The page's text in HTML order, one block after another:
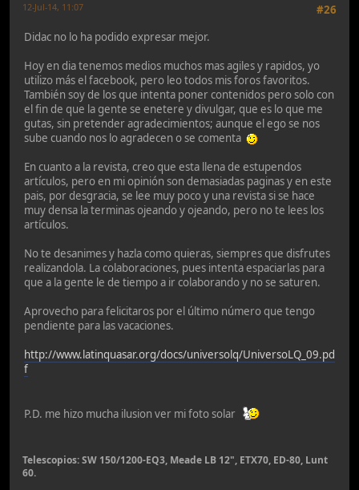
#26
12-Jul-14, 11:07
Didac no lo ha podido expresar mejor.
Hoy en dia tenemos medios muchos mas agiles y rapidos, yo
utilizo más el facebook, pero leo todos mis foros favoritos.
También soy de los que intenta poner contenidos pero solo con
el fin de que la gente se enetere y divulgar, que es lo que me
gutas, sin pretender agradecimientos; aunque el ego se nos
sube cuando nos lo agradecen o se comenta
En cuanto a la revista, creo que esta llena de estupendos
artículos, pero en mi opinión son demasiadas paginas y en este
pais, por desgracia, se lee muy poco y una revista si se hace
muy densa la terminas ojeando y ojeando, pero no te lees los
artículos.
No te desanimes y hazla como quieras, siempres que disfrutes
realizandola. La colaboraciones, pues intenta espaciarlas para
que a la gente le de tiempo a ir colaborando y no se saturen.
Aprovecho para felicitaros por el último número que tengo
pendiente para las vacaciones.
http://www.latinquasar.org/docs/universolq/UniversoLQ_09.pd
f
P.D. me hizo mucha ilusion ver mi foto solar
Telescopios: SW 150/1200-EQ3, Meade LB 12", ETX70, ED-80, Lunt
60.